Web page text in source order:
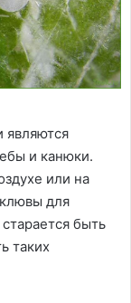
являются
и канюки.
или на
для
быть
таких